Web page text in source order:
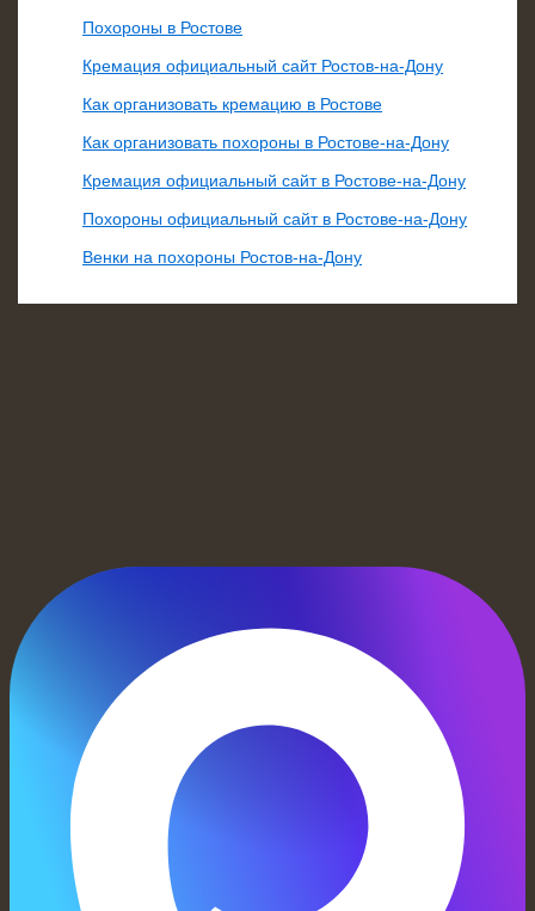
Похороны в Ростове
Кремация официальный сайт Ростов-на-Дону
Как организовать кремацию в Ростове
Как организовать похороны в Ростове-на-Дону
Кремация официальный сайт в Ростове-на-Дону
Похороны официальный сайт в Ростове-на-Дону
Венки на похороны Ростов-на-Дону